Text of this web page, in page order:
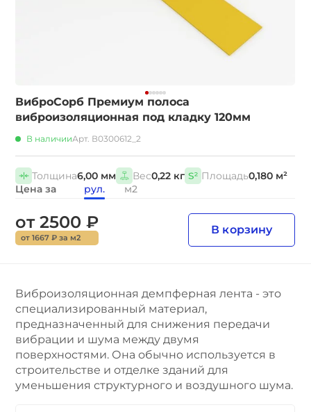
ВиброСорб Премиум полоса
виброизоляционная под кладку 120мм
В наличииАрт. В0300612_2
Толщина6,00 мм Вес0,22 кг Площадь0,180 м²
Цена за
рул. м2
от 2500 ₽
от 1667 ₽ за м2
В корзину
Виброизоляционная демпферная лента - это
специализированный материал,
предназначенный для снижения передачи
вибрации и шума между двумя
поверхностями. Она обычно используется в
строительстве и отделке зданий для
уменьшения структурного и воздушного шума.